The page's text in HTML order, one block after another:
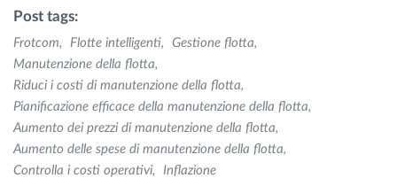
Post tags:
Frotcom Flotte intelligenti
Gestione flotta
Manutenzione della flotta
Riduci i costi di manutenzione della flotta
Pianificazione efficace della manutenzione della flotta
Aumento dei prezzi di manutenzione della flotta
Aumento delle spese di manutenzione della flotta
Controlla i costi operativi
Inflazione